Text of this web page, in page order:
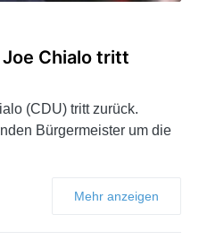
Chialo tritt
(CDU) tritt zurück.
Bürgermeister um die
Mehr anzeigen